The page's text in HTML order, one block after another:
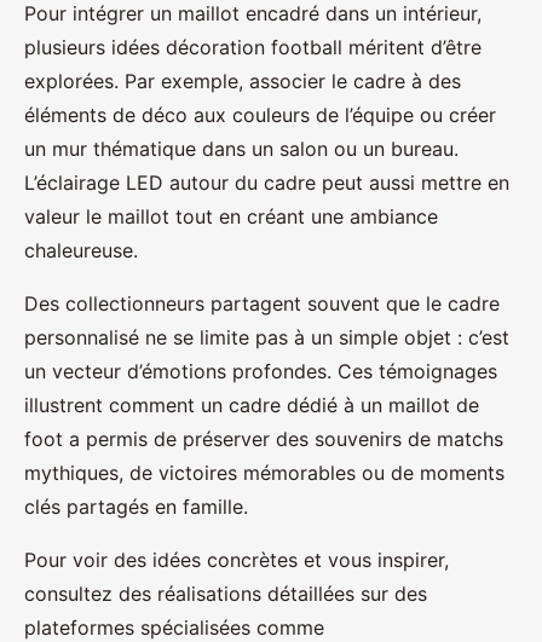
Pour intégrer un maillot encadré dans un intérieur,
plusieurs idées décoration football méritent d’être
explorées. Par exemple, associer le cadre à des
éléments de déco aux couleurs de l’équipe ou créer
un mur thématique dans un salon ou un bureau.
L’éclairage LED autour du cadre peut aussi mettre en
valeur le maillot tout en créant une ambiance
chaleureuse.
Des collectionneurs partagent souvent que le cadre
personnalisé ne se limite pas à un simple objet : c’est
un vecteur d’émotions profondes. Ces témoignages
illustrent comment un cadre dédié à un maillot de
foot a permis de préserver des souvenirs de matchs
mythiques, de victoires mémorables ou de moments
clés partagés en famille.
Pour voir des idées concrètes et vous inspirer,
consultez des réalisations détaillées sur des
plateformes spécialisées comme